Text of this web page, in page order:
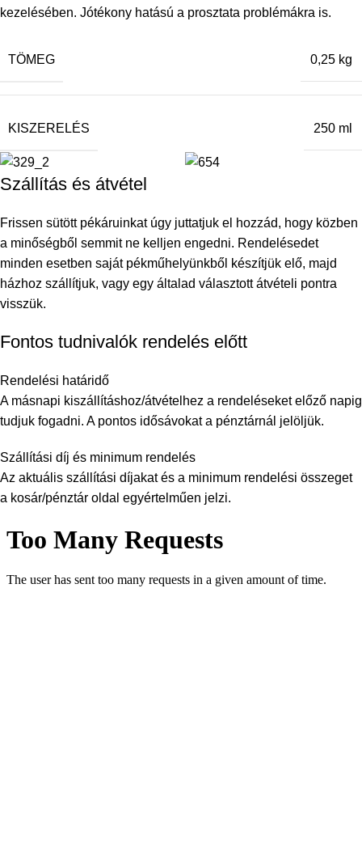
kezelésében. Jótékony hatású a prosztata problémákra is.
TÖMEG 0,25 kg
KISZERELÉS 250 ml
Szállítás és átvétel
Frissen sütött pékáruinkat úgy juttatjuk el hozzád, hogy közben
a minőségből semmit ne kelljen engedni. Rendelésedet
minden esetben saját pékműhelyünkből készítjük elő, majd
házhoz szállítjuk, vagy egy általad választott átvételi pontra
visszük.
Fontos tudnivalók rendelés előtt
Rendelési határidő
A másnapi kiszállításhoz/átvételhez a rendeléseket előző napig
tudjuk fogadni. A pontos idősávokat a pénztárnál jelöljük.
Szállítási díj és minimum rendelés
Az aktuális szállítási díjakat és a minimum rendelési összeget
a kosár/pénztár oldal egyértelműen jelzi.